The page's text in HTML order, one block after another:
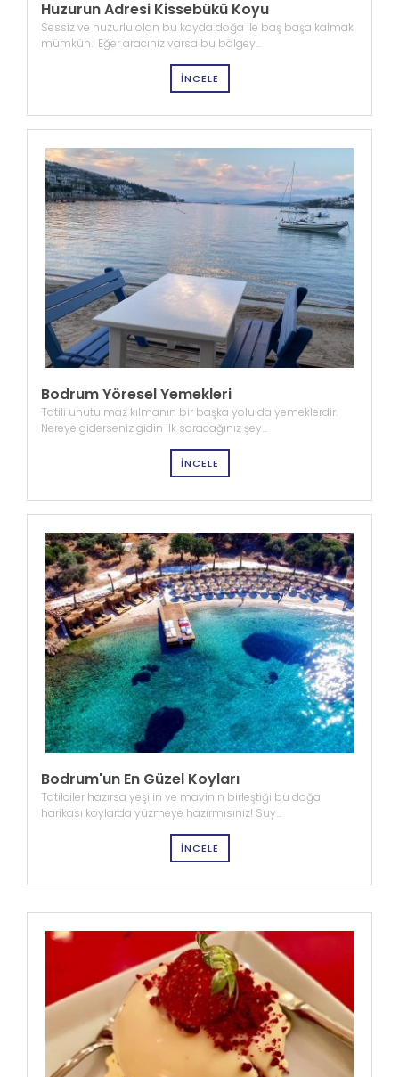
Huzurun Adresi Kissebükü Koyu
Sessiz ve huzurlu olan bu koyda doğa ile baş başa kalmak
mümkün. Eğer aracınız varsa bu bölgey...
İNCELE
Bodrum Yöresel Yemekleri
Tatili unutulmaz kılmanın bir başka yolu da yemeklerdir.
Nereye giderseniz gidin ilk soracağınız şey...
İNCELE
Bodrum'un En Güzel Koyları
Tatilciler hazırsa yeşilin ve mavinin birleştiği bu doğa
harikası koylarda yüzmeye hazırmısınız! Suy...
İNCELE